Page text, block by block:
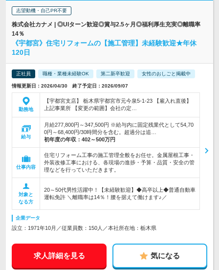
志望動機・自己PR不要
株式会社カナメ | ◎UIターン歓迎◎賞与2.5ヶ月◎福利厚生充実◎離職率
14％
《宇都宮》住宅リフォームの【施工管理】未経験歓迎★年休
120日
正社員 職種・業種未経験OK 第二新卒歓迎 女性のおしごと掲載中
情報更新日：2026/04/30 終了予定日：2026/09/07
勤務地
【宇都宮支店】 栃木県宇都宮市元今泉5-1-23 【雇入れ直後】
上記事業所 【変更の範囲】会社の定…
給与
月給277,800円～347,500円 ※給与内に固定残業代として54,70
0円～68,400円/30時間分を含む。超過分は追…
初年度の年収： 402～500万円
仕事内容
住宅リフォーム工事の施工管理全般をお任せ。金属屋根工事・
外装改修工事における、各現場の進捗・予算・品質・安全の管
理などを行っていただきます。
対象と
なる方
20～50代男性活躍中！【未経験歓迎】◆高卒以上◆普通自動車
運転免許 ＼離職率は14％！腰を据えて働けます♪／
企業データ
設立：1971年10月／従業員数：150人／本社所在地：栃木県
求人詳細を見る 気になる